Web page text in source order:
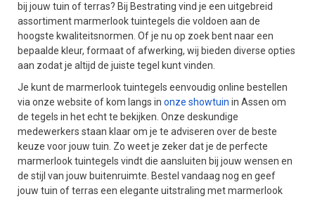
bij jouw tuin of terras? Bij Bestrating vind je een uitgebreid
assortiment marmerlook tuintegels die voldoen aan de
hoogste kwaliteitsnormen. Of je nu op zoek bent naar een
bepaalde kleur, formaat of afwerking, wij bieden diverse opties
aan zodat je altijd de juiste tegel kunt vinden.
Je kunt de marmerlook tuintegels eenvoudig online bestellen
via onze website of kom langs in onze showtuin in Assen om
de tegels in het echt te bekijken. Onze deskundige
medewerkers staan klaar om je te adviseren over de beste
keuze voor jouw tuin. Zo weet je zeker dat je de perfecte
marmerlook tuintegels vindt die aansluiten bij jouw wensen en
de stijl van jouw buitenruimte. Bestel vandaag nog en geef
jouw tuin of terras een elegante uitstraling met marmerlook